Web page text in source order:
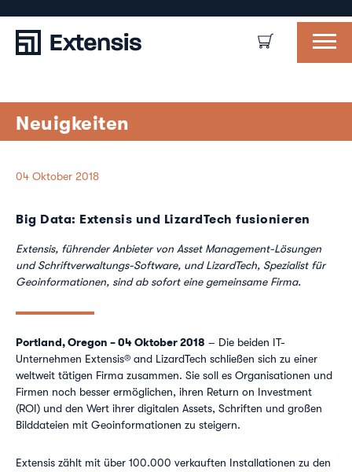
Neuigkeiten
04 Oktober 2018
Big Data: Extensis und LizardTech fusionieren
Extensis, führender Anbieter von Asset Management-Lösungen
und Schriftverwaltungs-Software, und LizardTech, Spezialist für
Geoinformationen, sind ab sofort eine gemeinsame Firma.
Portland, Oregon – 04 Oktober 2018 – Die beiden IT-
Unternehmen Extensis® and LizardTech schließen sich zu einer
weltweit tätigen Firma zusammen. Sie soll es Organisationen und
Firmen noch besser ermöglichen, ihren Return on Investment
(ROI) und den Wert ihrer digitalen Assets, Schriften und großen
Bilddateien mit Geoinformationen zu steigern.
Extensis zählt mit über 100.000 verkauften Installationen zu den